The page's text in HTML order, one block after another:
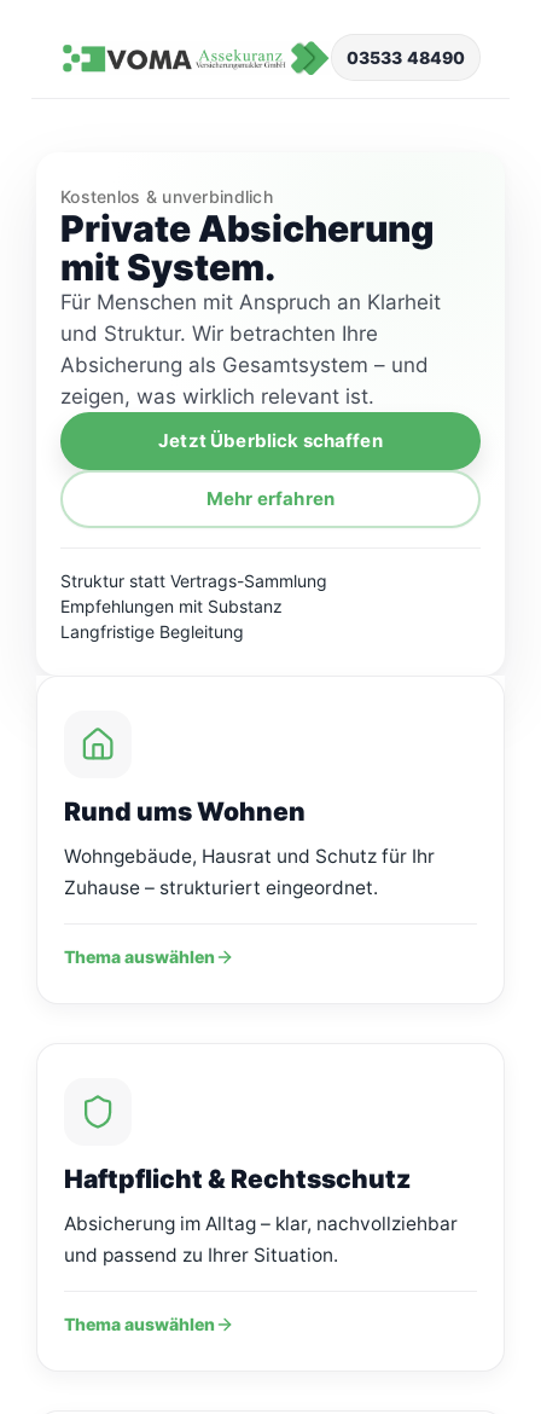
springen
03533 48490
Kostenlos & unverbindlich
Private Absicherung
mit System.
Für Menschen mit Anspruch an Klarheit
und Struktur. Wir betrachten Ihre
Absicherung als Gesamtsystem – und
zeigen, was wirklich relevant ist.
Jetzt Überblick schaffen
Mehr erfahren
Struktur statt Vertrags-Sammlung
Empfehlungen mit Substanz
Langfristige Begleitung
Rund ums Wohnen
Wohngebäude, Hausrat und Schutz für Ihr
Zuhause – strukturiert eingeordnet.
Thema auswählen
Haftpflicht & Rechtsschutz
Absicherung im Alltag – klar, nachvollziehbar
und passend zu Ihrer Situation.
Thema auswählen